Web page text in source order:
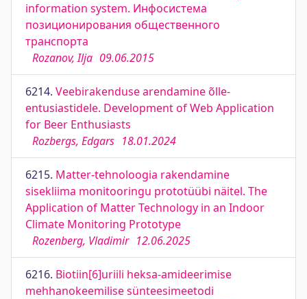
information system. Инфосистема
позиционирования общественного
транспорта
Rozanov, Ilja 09.06.2015
6214. Veebirakenduse arendamine õlle-
entusiastidele. Development of Web Application
for Beer Enthusiasts
Rozbergs, Edgars 18.01.2024
6215. Matter-tehnoloogia rakendamine
sisekliima monitooringu prototüübi näitel. The
Application of Matter Technology in an Indoor
Climate Monitoring Prototype
Rozenberg, Vladimir 12.06.2025
6216. Biotiin[6]uriili heksa-amideerimise
mehhanokeemilise sünteesimeetodi